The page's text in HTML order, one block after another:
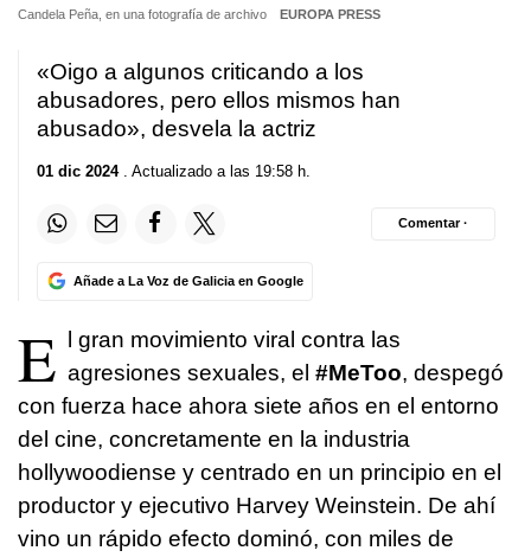
Candela Peña, en una fotografía de archivo EUROPA PRESS
«Oigo a algunos criticando a los
abusadores, pero ellos mismos han
abusado», desvela la actriz
01 dic 2024. Actualizado a las 19:58 h.
Añade a La Voz de Galicia en Google
Comentar ·
E l gran movimiento viral contra las
agresiones sexuales, el #MeToo, despegó
con fuerza hace ahora siete años en el entorno
del cine, concretamente en la industria
hollywoodiense y centrado en un principio en el
productor y ejecutivo Harvey Weinstein. De ahí
vino un rápido efecto dominó, con miles de